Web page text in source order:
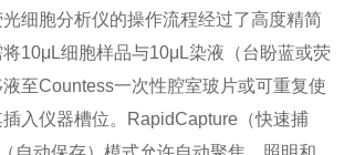
细胞分析仪的操作流程经过了高度精简
10μL细胞样品与10μL染液（台盼蓝或荧
至Countess一次性腔室玻片或可重复使
入仪器槽位。RapidCapture（快速捕